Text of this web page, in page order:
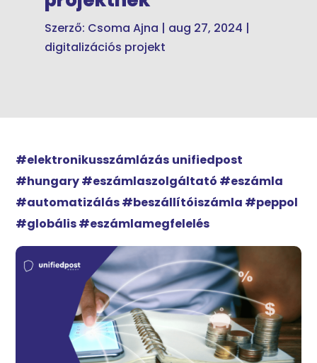
Szerző: Csoma Ajna | aug 27, 2024 |
digitalizációs projekt
#elektronikusszámlázás unifiedpost
#hungary #eszámlaszolgáltató #eszámla
#automatizálás #beszállítóiszámla #peppol
#globális #eszámlamegfelelés